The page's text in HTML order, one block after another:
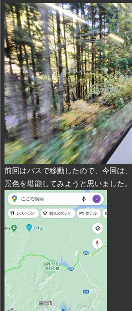
前回はバスで移動したので、今回は、
景色を堪能してみようと思いました。